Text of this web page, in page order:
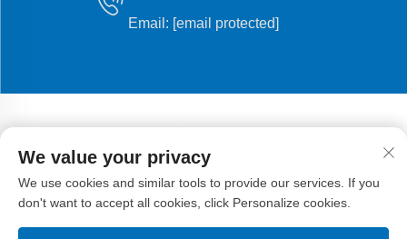
Email: [email protected]
Derechos de autor © 2024 Shanghai Flying Fish
Machinery Manufacturing Co., Ltd.Política de privacidad
We value your privacy
We use cookies and similar tools to provide our services. If you
don't want to accept all cookies, click Personalize cookies.